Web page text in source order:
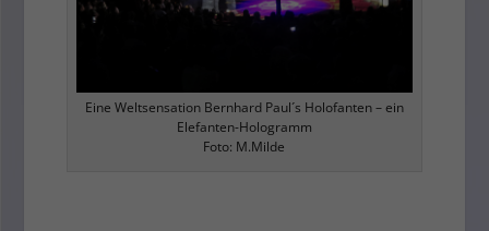
Eine Weltsensation Bernhard Paul´s Holofanten – ein
Elefanten-Hologramm
Foto: M.Milde